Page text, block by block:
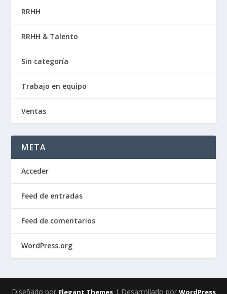
RRHH
RRHH & Talento
Sin categoría
Trabajo en equipo
Ventas
META
Acceder
Feed de entradas
Feed de comentarios
WordPress.org
Diseñado por Elegant Themes| Desarrollado por WordPress